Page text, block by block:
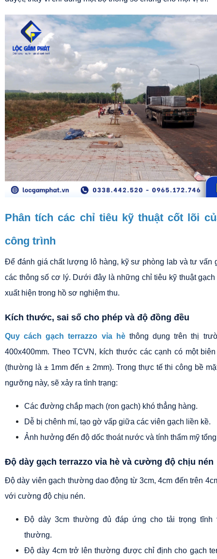
Phân tích các chỉ tiêu kỹ thuật cốt lõi
công trình
Để đánh giá chất lượng lô hàng, kỹ sư phòng lab và tư vấn
các thông số cơ lý. Dưới đây là những chỉ tiêu kỹ thuật
xuất hiện trong hồ sơ nghiệm thu.
Kích thước, sai số cho phép và độ đồng đều
Quy cách gạch terrazzo vỉa hè thông dụng trên thị
400x400mm. Theo TCVN, kích thước các cạnh có một
(thường là ± 1mm đến ± 2mm). Trong thực tế thi công bề
ngưỡng này, sẽ xảy ra tình trạng:
Các đường chắp mạch (ron gạch) khó thẳng hàng.
Dễ bị chênh mí, tạo gờ vấp giữa các viên gạch liền kề.
Ảnh hưởng đến độ dốc thoát nước và tính thẩm mỹ
Độ dày gạch terrazzo vỉa hè và cường độ chịu nén
Độ dày viên gạch thường dao động từ 3cm, 4cm đến trên
với cường độ chịu nén.
Độ dày 3cm thường đủ đáp ứng cho tải trọng
thường.
Độ dày 4cm trở lên thường được chỉ định cho gạch